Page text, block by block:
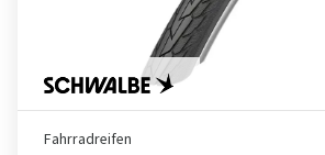
Fahrradreifen